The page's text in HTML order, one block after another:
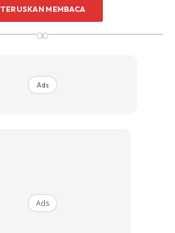
TERUSKAN MEMBACA
∞
Ads
Ads